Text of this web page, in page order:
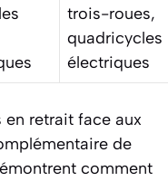
trois-roues,
quadricycles
électriques
retrait face aux
de
comment